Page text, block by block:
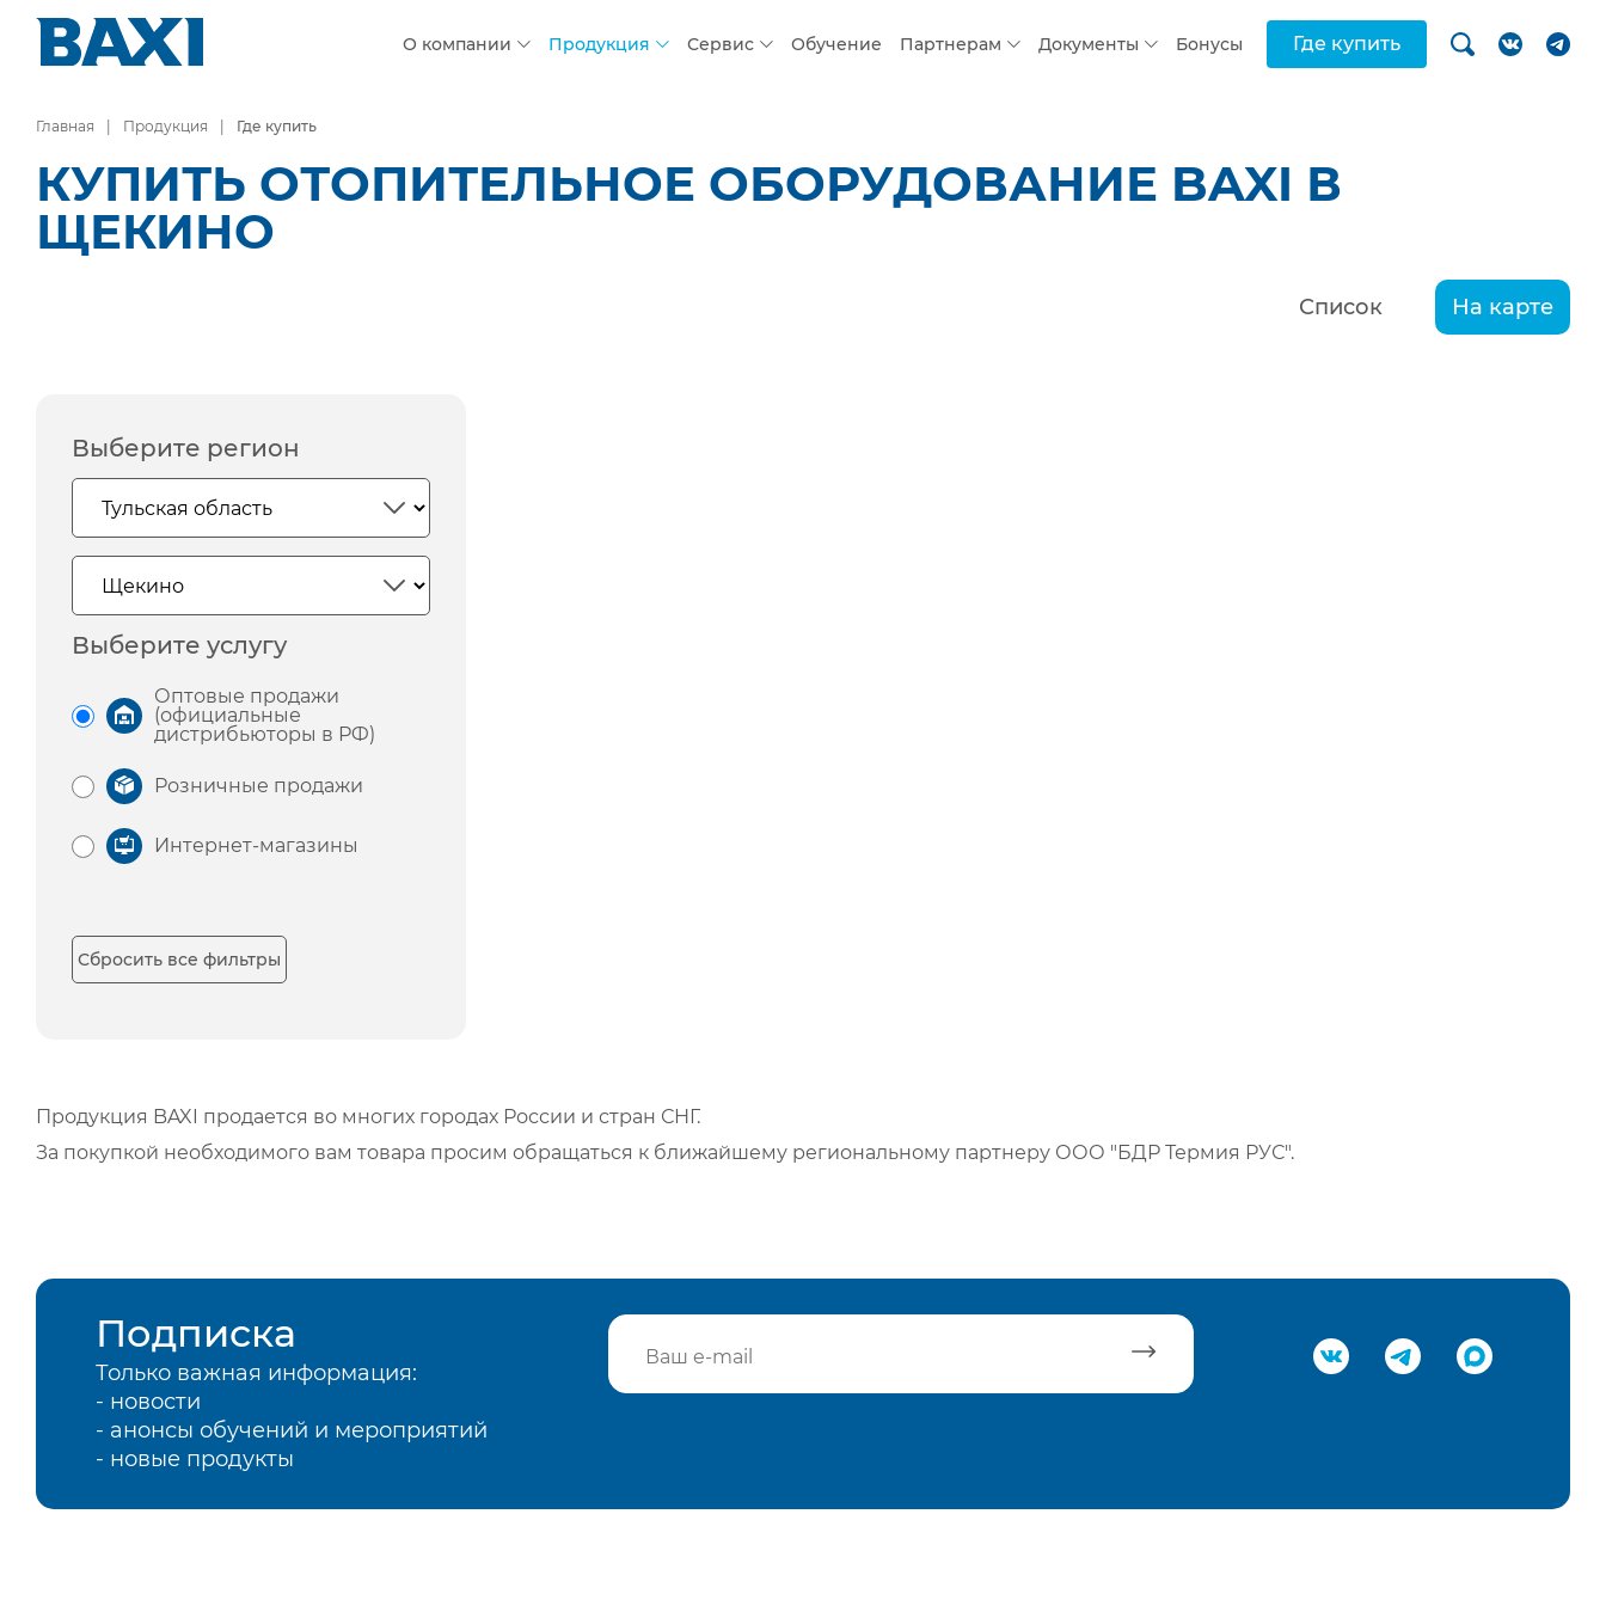
О компании Продукция Сервис Обучение Партнерам Документы Бонусы Где купить
Главная Продукция Где купить
КУПИТЬ ОТОПИТЕЛЬНОЕ ОБОРУДОВАНИЕ BAXI В
ЩЕКИНО
Список На карте
Выберите регион
Выберите услугу
Оптовые продажи
(официальные
дистрибьюторы в РФ)
Розничные продажи
Интернет-магазины
Сбросить все фильтры
Продукция BAXI продается во многих городах России и стран СНГ.
За покупкой необходимого вам товара просим обращаться к ближайшему региональному партнеру ООО "БДР Термия РУС".
Подписка
Только важная информация:
- новости
- анонсы обучений и мероприятий
- новые продукты